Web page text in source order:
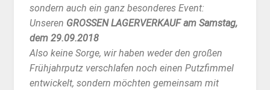
sondern auch ein ganz besonderes Event:
Unseren GROSSEN LAGERVERKAUF am Samstag,
dem 29.09.2018
Also keine Sorge, wir haben weder den großen
Frühjahrputz verschlafen noch einen Putzfimmel
entwickelt, sondern möchten gemeinsam mit